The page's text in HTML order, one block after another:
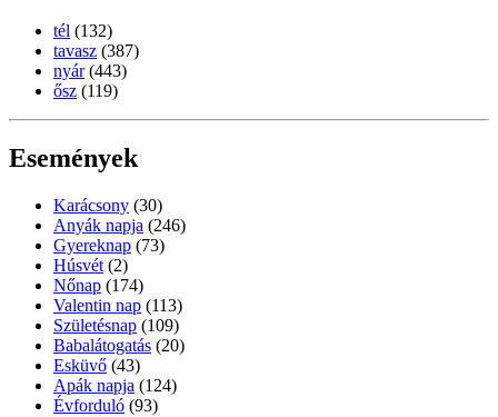
tél (132)
tavasz (387)
nyár (443)
ősz (119)
Események
Karácsony (30)
Anyák napja (246)
Gyereknap (73)
Húsvét (2)
Nőnap (174)
Valentin nap (113)
Születésnap (109)
Babalátogatás (20)
Esküvő (43)
Apák napja (124)
Évforduló (93)